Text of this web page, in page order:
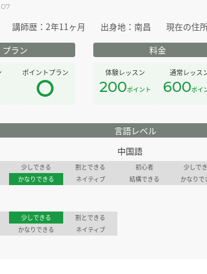
講師歴： 2年11ヶ月 出身地： 南昌 現在の住
プラン
ポイントプラン
料金
体験レッスン
200ポイント
通常レッス
600ポイ
言語レベル
少しできる
割とできる
かなりできる ネイティブ
中国語
初心者 少しで
結構できる
かなりで
少しできる
割とできる
かなりできる ネイティブ